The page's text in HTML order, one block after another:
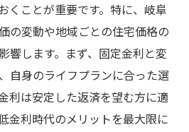
くことが重要です。特に、岐阜
の変動や地域ごとの住宅価格の
響します。まず、固定金利と変
自身のライフプランに合った選
利は安定した返済を望む方に適
金利時代のメリットを最大限に